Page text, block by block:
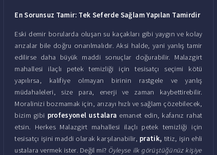
En Sorunsuz Tamir: Tek Seferde Sağlam Yapılan Tamirdir
Eski demir borularda oluşan su kaçakları gibi yaygın ve kolay
arızalar bile doğru onarılmalıdır. Aksi halde, yani yanlış tamir
edilirse daha büyük maddi sonuçlar doğurabilir. Malazgirt
mahallesi ilaçlı petek temizliği için tesisatçı seçimi kötü
yapılırsa, kalifiye olmayan birinin rastgele ve yanlış
müdahaleleri, size para, enerji ve zaman kaybettirebilir.
Moralinizi bozmamak için, arızayı hızlı ve sağlam çözebilecek,
bizim gibi profesyonel ustalara emanet edin, kafanız rahat
etsin. Herkes Malazgirt mahallesi ilaçlı petek temizliği için
tesisatçı işini maddi olarak karşılanabilir, pratik, titiz, işin ehli
ustalara vermek ister. Değil mi? Öyleyse ilk görüştüğünüz kişiye